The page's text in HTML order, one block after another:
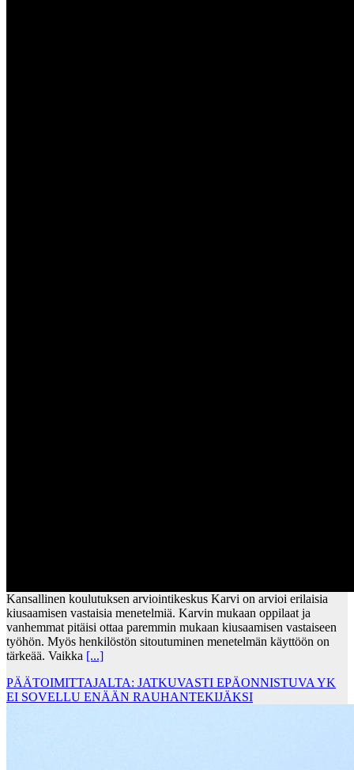
Kansallinen koulutuksen arviointikeskus Karvi on arvioi erilaisia
kiusaamisen vastaisia menetelmiä. Karvin mukaan oppilaat ja
vanhemmat pitäisi ottaa paremmin mukaan kiusaamisen vastaiseen
työhön. Myös henkilöstön sitoutuminen menetelmän käyttöön on
tärkeää. Vaikka [...]
PÄÄTOIMITTAJALTA: JATKUVASTI EPÄONNISTUVA YK
EI SOVELLU ENÄÄN RAUHANTEKIJÄKSI